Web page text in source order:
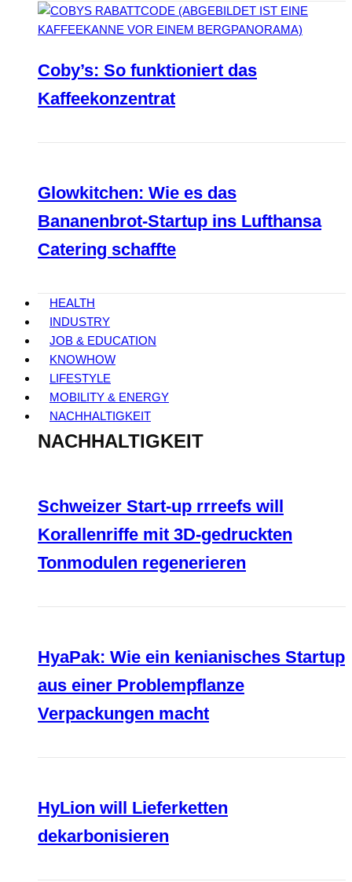
Coby’s: So funktioniert das
Kaffeekonzentrat
Glowkitchen: Wie es das
Bananenbrot-Startup ins Lufthansa
Catering schaffte
HEALTH
INDUSTRY
JOB & EDUCATION
KNOWHOW
LIFESTYLE
MOBILITY & ENERGY
NACHHALTIGKEIT
NACHHALTIGKEIT
Schweizer Start-up rrreefs will
Korallenriffe mit 3D-gedruckten
Tonmodulen regenerieren
HyaPak: Wie ein kenianisches Startup
aus einer Problempflanze
Verpackungen macht
HyLion will Lieferketten
dekarbonisieren